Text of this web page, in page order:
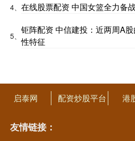
4、 在线股票配资 中国女篮全力备
5、
钜阵配资 中信建投：近两周A
性特征
启泰网 配资炒股平台 港
友情链接：